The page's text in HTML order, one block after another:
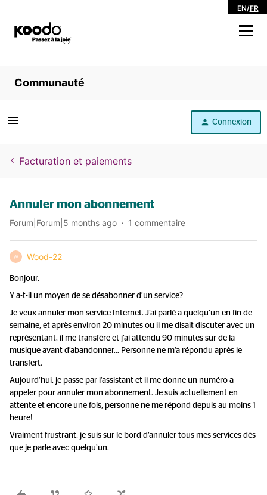
EN/FR
Magasiner
Libre service
Aide
Communauté
Connexion
Facturation et paiements
Annuler mon abonnement
Forum|Forum|5 months ago 1 commentaire
W Wood-22
Bonjour,
Y a-t-il un moyen de se désabonner d’un service?
Je veux annuler mon service Internet. J’ai parlé a quelqu’un en fin de
semaine, et après environ 20 minutes ou il me disait discuter avec un
représentant, il me transfère et j’ai attendu 90 minutes sur de la
musique avant d’abandonner… Personne ne m’a répondu après le
transfert.
Aujourd’hui, je passe par l’assistant et il me donne un numéro a
appeler pour annuler mon abonnement. Je suis actuellement en
attente et encore une fois, personne ne me répond depuis au moins 1
heure!
Vraiment frustrant, je suis sur le bord d’annuler tous mes services dès
que je parle avec quelqu’un.